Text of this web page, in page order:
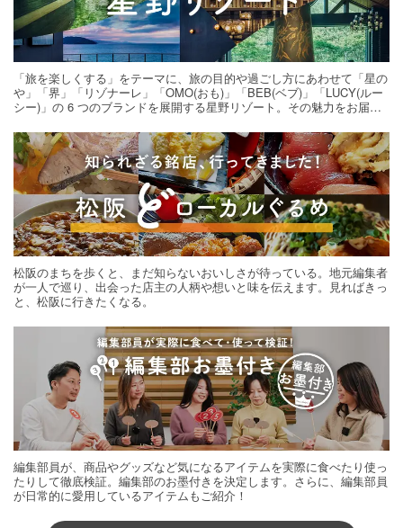
「旅を楽しくする」をテーマに、旅の目的や過ごし方にあわせて「星の
や」「界」「リゾナーレ」「OMO(おも)」「BEB(ベブ)」「LUCY(ルー
シー)」の 6 つのブランドを展開する星野リゾート。その魅力をお届け
松阪のまちを歩くと、まだ知らないおいしさが待っている。地元編集者
が一人で巡り、出会った店主の人柄や想いと味を伝えます。見ればきっ
と、松阪に行きたくなる。
編集部員が、商品やグッズなど気になるアイテムを実際に食べたり使っ
たりして徹底検証。編集部のお墨付きを決定します。さらに、編集部員
が日常的に愛用しているアイテムもご紹介！